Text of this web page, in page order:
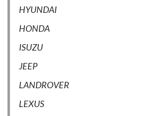
HYUNDAI
HONDA
ISUZU
JEEP
LANDROVER
LEXUS